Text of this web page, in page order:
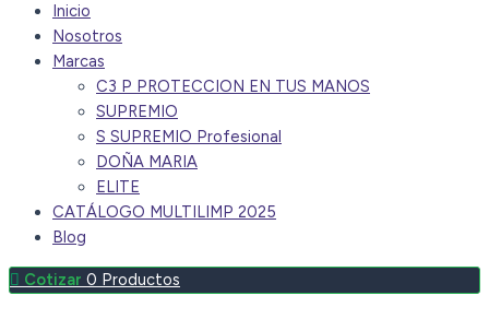
Inicio
Nosotros
Marcas
C3 P PROTECCION EN TUS MANOS
SUPREMIO
S SUPREMIO Profesional
DOÑA MARIA
ELITE
CATÁLOGO MULTILIMP 2025
Blog
0 Productos